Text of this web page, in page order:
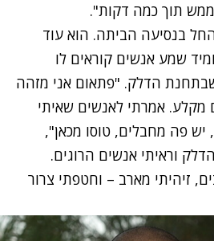
תוך כמה דקות".
בנסיעה הביתה. הוא עוד
שמע אנשים קוראים לו
הדלק. "פתאום אני מזהה
אמרתי לאנשים שאיתי
פה מחבלים, טוסו מכאן",
וראיתי אנשים הרוגים.
זיהיתי מארב – וחטפתי צרור